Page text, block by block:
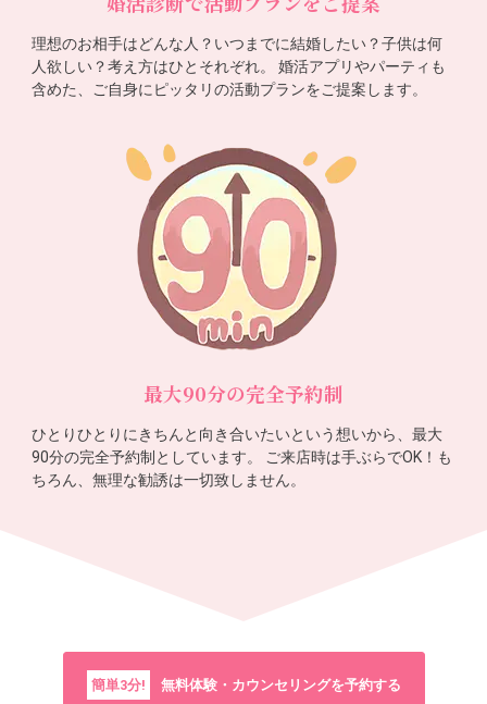
理想のお相手はどんな人？いつまでに結婚したい？子供は何
人欲しい？考え方はひとそれぞれ。 婚活アプリやパーティも
含めた、ご自身にピッタリの活動プランをご提案します。
最大90分の完全予約制
ひとりひとりにきちんと向き合いたいという想いから、最大
90分の完全予約制としています。 ご来店時は手ぶらでOK！も
ちろん、無理な勧誘は一切致しません。
簡単3分! 無料体験・カウンセリングを予約する